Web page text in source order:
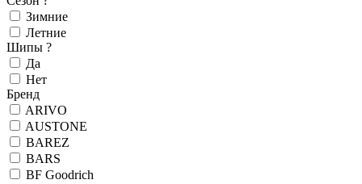
Зимние
Летние
Шипы ?
Да
Нет
Бренд
ARIVO
AUSTONE
BAREZ
BARS
BF Goodrich